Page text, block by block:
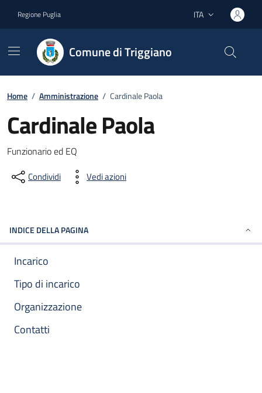
Regione Puglia Lingua attiva:
ITA
Comune di Triggiano
Home / Amministrazione / Cardinale Paola
Cardinale Paola
Dettagli del documento
Funzionario ed EQ
Condividi Vedi azioni
INDICE DELLA PAGINA
Incarico
Tipo di incarico
Organizzazione
Contatti